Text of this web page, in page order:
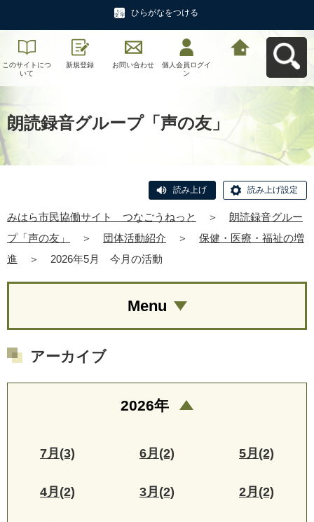
ひらがなをつける
このサイトにつ
いて
新規登録 お問い合わせ
個人会員ログイ
ン
朗読録音グループ「声の友」
読み上げ 読み上げ設定
みはら市民協働サイト つなごうねっと ＞
朗読録音グルー
プ「声の友」
＞ 団体活動紹介 ＞
保健・医療・福祉の増
進
＞ 2026年5月 今月の活動
Menu
アーカイブ
2026年
7月(3) 6月(2) 5月(2)
4月(2) 3月(2) 2月(2)